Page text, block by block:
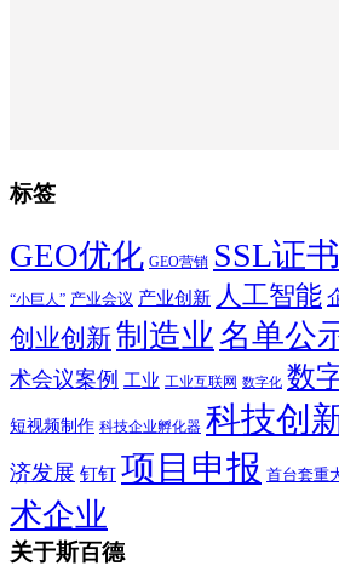
标签
GEO优化 GEO营销 SSL证书
“小巨人” 产业会议 产业创新 人工智能
创业创新制造业 名单公
术会议案例 工业 工业互联网 数字化 数
短视频制作 科技企业孵化器 科技创
济发展 钉钉 项目申报 首台套重
术企业
关于斯百德